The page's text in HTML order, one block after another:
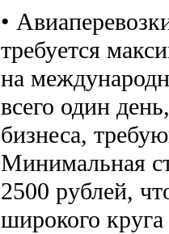
•
требуется
на
всего один
бизнеса,
Минимальная
2500 рублей,
широкого